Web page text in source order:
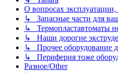
О вопросах
↳ Запасные части для
↳ Термопластавтоматы
↳ Наши дорогие
↳ Прочее оборудование
↳ Периферия тоже
Разное/Other